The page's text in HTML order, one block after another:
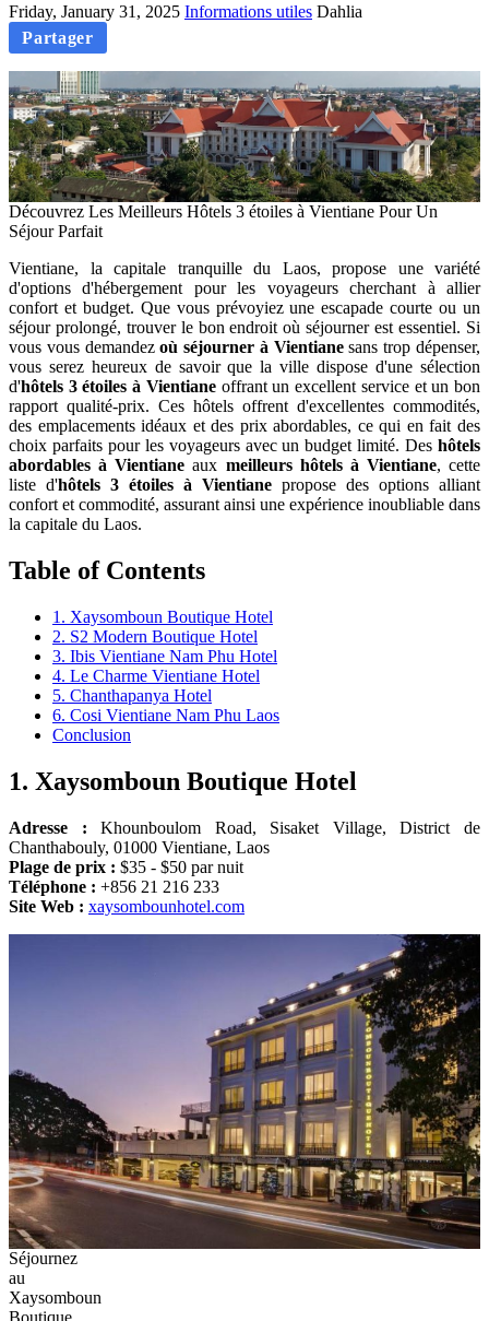
Friday, January 31, 2025 Informations utiles Dahlia
Partager
Découvrez Les Meilleurs Hôtels 3 étoiles à Vientiane Pour Un
Séjour Parfait
Vientiane, la capitale tranquille du Laos, propose une variété
d'options d'hébergement pour les voyageurs cherchant à allier
confort et budget. Que vous prévoyiez une escapade courte ou un
séjour prolongé, trouver le bon endroit où séjourner est essentiel. Si
vous vous demandezoù séjourner à Vientianesans trop dépenser,
vous serez heureux de savoir que la ville dispose d'une sélection
d'hôtels 3 étoiles à Vientianeoffrant un excellent service et un bon
rapport qualité-prix. Ces hôtels offrent d'excellentes commodités,
des emplacements idéaux et des prix abordables, ce qui en fait des
choix parfaits pour les voyageurs avec un budget limité. Des hôtels
abordables à Vientiane aux meilleurs hôtels à Vientiane, cette
liste d'hôtels 3 étoiles à Vientiane propose des options alliant
confort et commodité, assurant ainsi une expérience inoubliable dans
la capitale du Laos.
Table of Contents
1. Xaysomboun Boutique Hotel
2. S2 Modern Boutique Hotel
3. Ibis Vientiane Nam Phu Hotel
4. Le Charme Vientiane Hotel
5. Chanthapanya Hotel
6. Cosi Vientiane Nam Phu Laos
Conclusion
1. Xaysomboun Boutique Hotel
Adresse : Khounboulom Road, Sisaket Village, District de
Chanthabouly, 01000 Vientiane, Laos
Plage de prix : $35 - $50 par nuit
Téléphone : +856 21 216 233
Site Web : xaysombounhotel.com
Séjournez
au
Xaysomboun
Boutique